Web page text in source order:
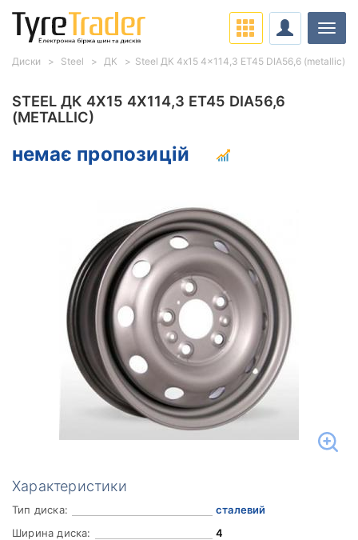
STEEL ДК 4X15 4X114,3 ET45 DIA56,6
(METALLIC)
немає пропозицій
Характеристики
Тип диска:
сталевий
Ширина диска:
4
Диски Steel ДК Steel ДК 4x15 4x114,3 ET45 DIA56,6 (metallic)